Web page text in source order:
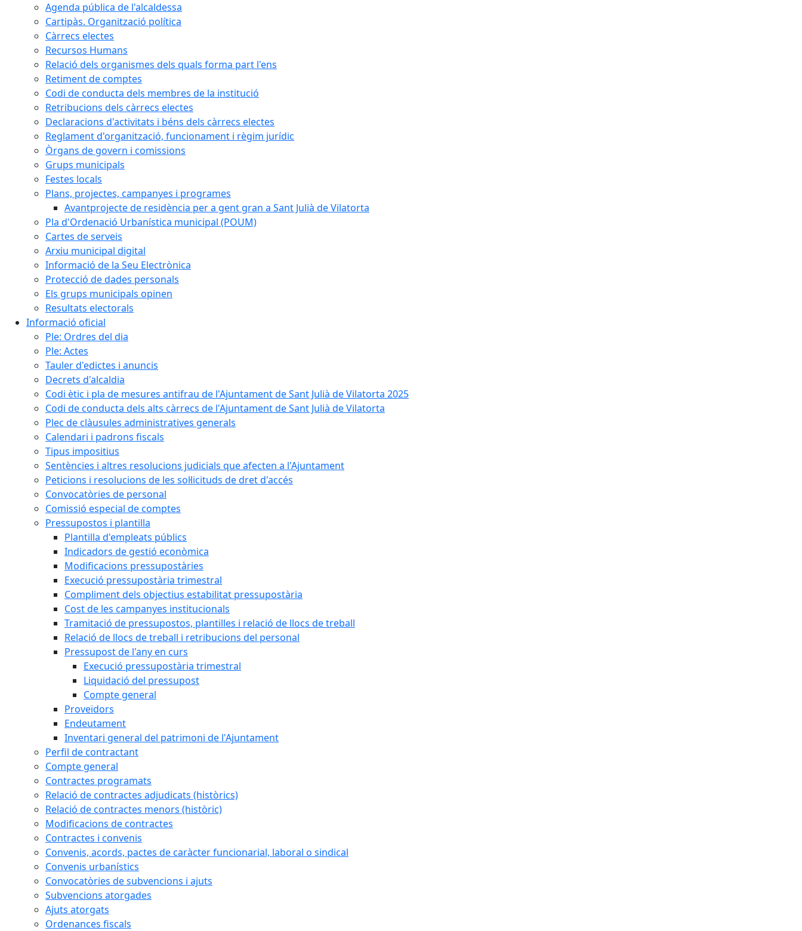
Agenda pública de l'alcaldessa
Cartipàs. Organització política
Càrrecs electes
Recursos Humans
Relació dels organismes dels quals forma part l'ens
Retiment de comptes
Codi de conducta dels membres de la institució
Retribucions dels càrrecs electes
Declaracions d'activitats i béns dels càrrecs electes
Reglament d'organització, funcionament i règim jurídic
Òrgans de govern i comissions
Grups municipals
Festes locals
Plans, projectes, campanyes i programes
Avantprojecte de residència per a gent gran a Sant Julià de Vilatorta
Pla d'Ordenació Urbanística municipal (POUM)
Cartes de serveis
Arxiu municipal digital
Informació de la Seu Electrònica
Protecció de dades personals
Els grups municipals opinen
Resultats electorals
Informació oficial
Ple: Ordres del dia
Ple: Actes
Tauler d'edictes i anuncis
Decrets d'alcaldia
Codi ètic i pla de mesures antifrau de l'Ajuntament de Sant Julià de Vilatorta 2025
Codi de conducta dels alts càrrecs de l'Ajuntament de Sant Julià de Vilatorta
Plec de clàusules administratives generals
Calendari i padrons fiscals
Tipus impositius
Sentències i altres resolucions judicials que afecten a l'Ajuntament
Peticions i resolucions de les sol·licituds de dret d'accés
Convocatòries de personal
Comissió especial de comptes
Pressupostos i plantilla
Plantilla d'empleats públics
Indicadors de gestió econòmica
Modificacions pressupostàries
Execució pressupostària trimestral
Compliment dels objectius estabilitat pressupostària
Cost de les campanyes institucionals
Tramitació de pressupostos, plantilles i relació de llocs de treball
Relació de llocs de treball i retribucions del personal
Pressupost de l'any en curs
Execució pressupostària trimestral
Liquidació del pressupost
Compte general
Proveïdors
Endeutament
Inventari general del patrimoni de l'Ajuntament
Perfil de contractant
Compte general
Contractes programats
Relació de contractes adjudicats (històrics)
Relació de contractes menors (històric)
Modificacions de contractes
Contractes i convenis
Convenis, acords, pactes de caràcter funcionarial, laboral o sindical
Convenis urbanístics
Convocatòries de subvencions i ajuts
Subvencions atorgades
Ajuts atorgats
Ordenances fiscals